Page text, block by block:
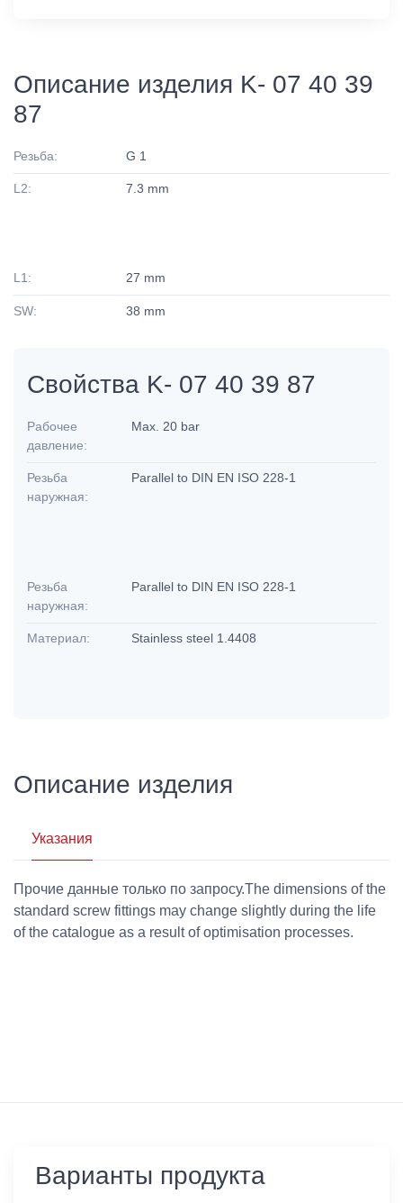
Описание изделия K- 07 40 39
87
Резьба: G 1
L2: 7.3 mm
L1: 27 mm
SW: 38 mm
Свойства K- 07 40 39 87
Рабочее
давление:
Max. 20 bar
Резьба
наружная:
Parallel to DIN EN ISO 228-1
Резьба
наружная:
Parallel to DIN EN ISO 228-1
Материал: Stainless steel 1.4408
Описание изделия
Указания
Прочие данные только по запросу.The dimensions of the
standard screw fittings may change slightly during the life
of the catalogue as a result of optimisation processes.
Варианты продукта